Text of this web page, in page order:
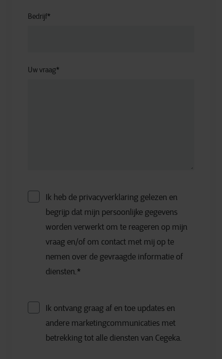
Bedrijf*
Uw vraag*
Ik heb de privacyverklaring gelezen en
begrijp dat mijn persoonlijke gegevens
worden verwerkt om te reageren op mijn
vraag en/of om contact met mij op te
nemen over de gevraagde informatie of
diensten.*
Ik ontvang graag af en toe updates en
andere marketingcommunicaties met
betrekking tot alle diensten van Cegeka.